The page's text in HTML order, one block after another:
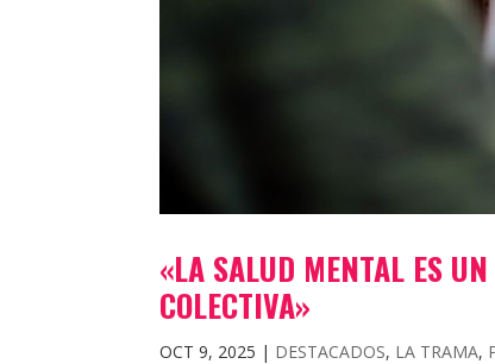
«LA SALUD MENTAL ES
COLECTIVA»
OCT 9, 2025 | DESTACADOS, LA TRAMA,